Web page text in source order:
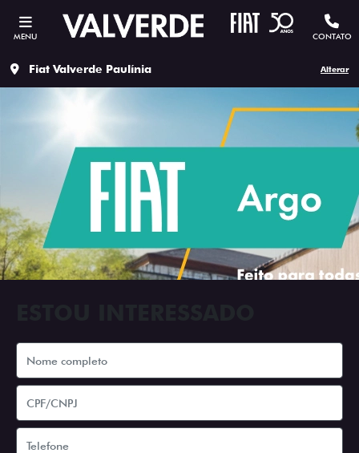
MENU CONTATO
Fiat Valverde Paulínia Alterar